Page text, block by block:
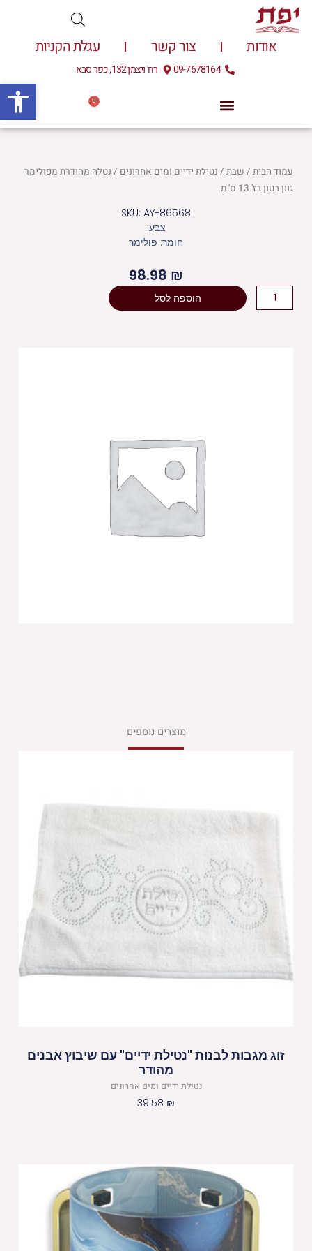
דילוג
לתוכן
אודות צור קשר עגלת הקניות
09-7678164 רח' ויצמן 132, כפר סבא
0
עגלת
עמוד הבית/ שבת/ נטילת ידיים ומים אחרונים / נטלה מהודרת מפולימר
גוון בטון בז' 13 ס"מ
SKU: AY-86568
צבע:
חומר: פולימר
98.98 ₪
כמות
של
הוספה לסל
מוצרים נוספים
זוג מגבות לבנות "נטילת ידיים" עם שיבוץ אבנים
מהודר
נטילת ידיים ומים אחרונים
39.58 ₪